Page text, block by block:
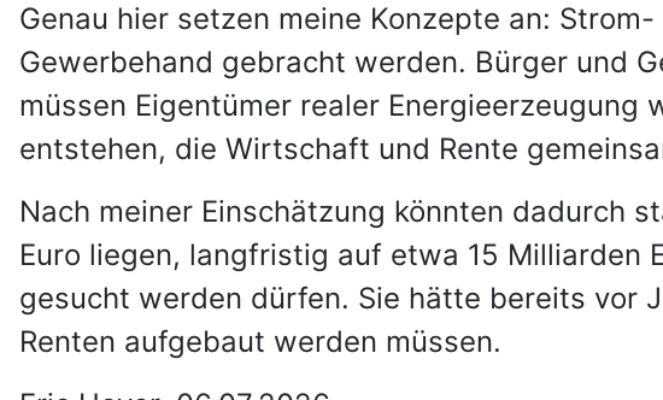
Genau hier setzen meine Konzepte an:
Gewerbehand gebracht werden. Bürger und
müssen Eigentümer realer
entstehen, die Wirtschaft und Rente
Nach meiner Einschätzung könnten dadurch
Euro liegen, langfristig auf etwa 15 Milliarden
gesucht werden dürfen. Sie hätte bereits vor
Renten aufgebaut werden müssen.